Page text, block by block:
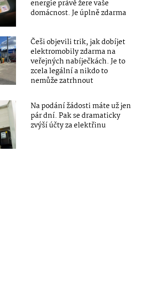
energie právě žere vaše
domácnost. Je úplně zdarma
Češi objevili trik, jak dobíjet
elektromobily zdarma na
veřejných nabíječkách. Je to
zcela legální a nikdo to
nemůže zatrhnout
Na podání žádosti máte už jen
pár dní. Pak se dramaticky
zvýší účty za elektřinu